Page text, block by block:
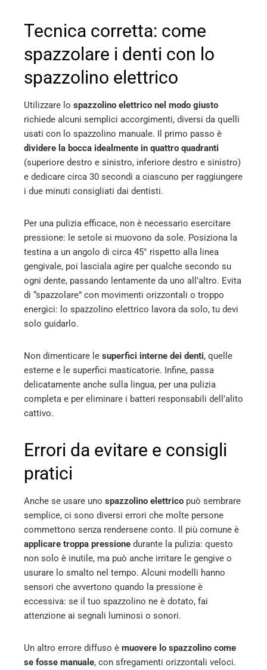
Tecnica corretta: come
spazzolare i denti con lo
spazzolino elettrico
Utilizzare lo spazzolino elettrico nel modo giusto
richiede alcuni semplici accorgimenti, diversi da quelli
usati con lo spazzolino manuale. Il primo passo è
dividere la bocca idealmente in quattro quadranti
(superiore destro e sinistro, inferiore destro e sinistro)
e dedicare circa 30 secondi a ciascuno per raggiungere
i due minuti consigliati dai dentisti.
Per una pulizia efficace, non è necessario esercitare
pressione: le setole si muovono da sole. Posiziona la
testina a un angolo di circa 45° rispetto alla linea
gengivale, poi lasciala agire per qualche secondo su
ogni dente, passando lentamente da uno all’altro. Evita
di “spazzolare” con movimenti orizzontali o troppo
energici: lo spazzolino elettrico lavora da solo, tu devi
solo guidarlo.
Non dimenticare le superfici interne dei denti, quelle
esterne e le superfici masticatorie. Infine, passa
delicatamente anche sulla lingua, per una pulizia
completa e per eliminare i batteri responsabili dell’alito
cattivo.
Errori da evitare e consigli
pratici
Anche se usare uno spazzolino elettrico può sembrare
semplice, ci sono diversi errori che molte persone
commettono senza rendersene conto. Il più comune è
applicare troppa pressione durante la pulizia: questo
non solo è inutile, ma può anche irritare le gengive o
usurare lo smalto nel tempo. Alcuni modelli hanno
sensori che avvertono quando la pressione è
eccessiva: se il tuo spazzolino ne è dotato, fai
attenzione ai segnali luminosi o sonori.
Un altro errore diffuso è muovere lo spazzolino come
se fosse manuale, con sfregamenti orizzontali veloci.